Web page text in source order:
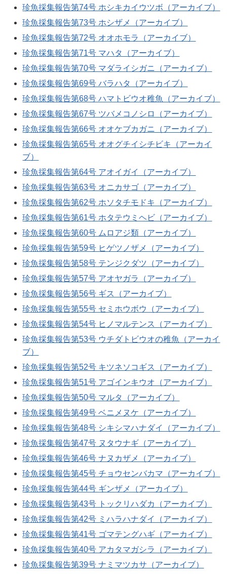
珍魚採集報告第74号 ホシキカイウツボ（アーカイブ）
珍魚採集報告第73号 ホシザメ（アーカイブ）
珍魚採集報告第72号 オオホモラ（アーカイブ）
珍魚採集報告第71号 マハタ（アーカイブ）
珍魚採集報告第70号 マダライシガニ（アーカイブ）
珍魚採集報告第69号 バラハタ（アーカイブ）
珍魚採集報告第68号 ハマトビウオ稚魚（アーカイブ）
珍魚採集報告第67号 ツバメコノシロ（アーカイブ）
珍魚採集報告第66号 オオケブカガニ（アーカイブ）
珍魚採集報告第65号 オオグチイシチビキ（アーカイ
ブ）
珍魚採集報告第64号 アオイガイ（アーカイブ）
珍魚採集報告第63号 オニカサゴ（アーカイブ）
珍魚採集報告第62号 ホソタチモドキ（アーカイブ）
珍魚採集報告第61号 ホタテウミヘビ（アーカイブ）
珍魚採集報告第60号 ムロアジ類（アーカイブ）
珍魚採集報告第59号 ヒゲツノザメ（アーカイブ）
珍魚採集報告第58号 テンジクダツ（アーカイブ）
珍魚採集報告第57号 アオヤガラ（アーカイブ）
珍魚採集報告第56号 ギス（アーカイブ）
珍魚採集報告第55号 セミホウボウ（アーカイブ）
珍魚採集報告第54号 ヒノマルテンス（アーカイブ）
珍魚採集報告第53号 ウチダトビウオの稚魚（アーカイ
ブ）
珍魚採集報告第52号 キツネソコギス（アーカイブ）
珍魚採集報告第51号 アゴインキウオ（アーカイブ）
珍魚採集報告第50号 マルタ（アーカイブ）
珍魚採集報告第49号 ベニメヌケ（アーカイブ）
珍魚採集報告第48号 シキシマハナダイ（アーカイブ）
珍魚採集報告第47号 ヌタウナギ（アーカイブ）
珍魚採集報告第46号 ナヌカザメ（アーカイブ）
珍魚採集報告第45号 チョウセンバカマ（アーカイブ）
珍魚採集報告第44号 ギンザメ（アーカイブ）
珍魚採集報告第43号 トックリハダカ（アーカイブ）
珍魚採集報告第42号 ミハラハナダイ（アーカイブ）
珍魚採集報告第41号 ゴマテングハギ（アーカイブ）
珍魚採集報告第40号 アカタマガシラ（アーカイブ）
珍魚採集報告第39号 ナミマツカサ（アーカイブ）